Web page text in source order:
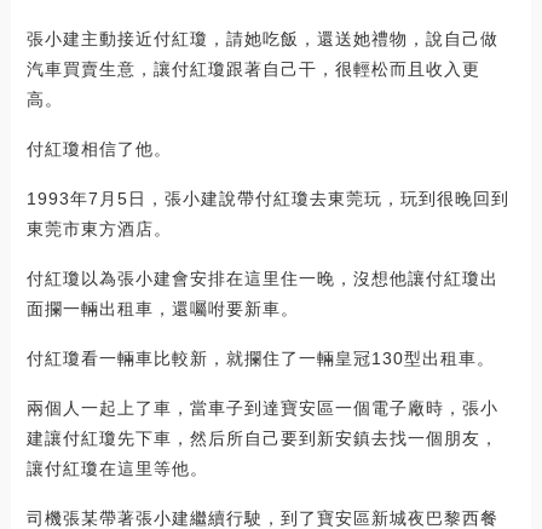
張小建主動接近付紅瓊，請她吃飯，還送她禮物，說自己做
汽車買賣生意，讓付紅瓊跟著自己干，很輕松而且收入更
高。
付紅瓊相信了他。
1993年7月5日，張小建說帶付紅瓊去東莞玩，玩到很晚回到
東莞市東方酒店。
付紅瓊以為張小建會安排在這里住一晚，沒想他讓付紅瓊出
面攔一輛出租車，還囑咐要新車。
付紅瓊看一輛車比較新，就攔住了一輛皇冠130型出租車。
兩個人一起上了車，當車子到達寶安區一個電子廠時，張小
建讓付紅瓊先下車，然后所自己要到新安鎮去找一個朋友，
讓付紅瓊在這里等他。
司機張某帶著張小建繼續行駛，到了寶安區新城夜巴黎西餐